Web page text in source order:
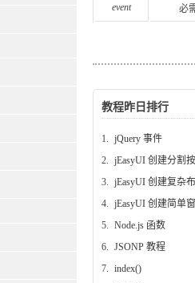
event 必
教程昨日排行
1.
jQuery 事件
2.
jEasyUI 创建分割
3.
jEasyUI 创建复杂
4.
jEasyUI 创建简单
5.
Node.js 函数
6.
JSONP 教程
7.
index()